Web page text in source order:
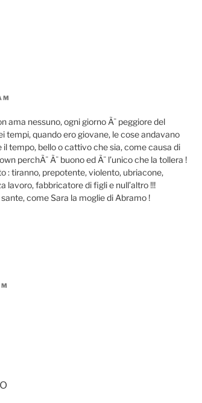
ama nessuno, ogni giorno Ã¨ peggiore del
tempi, quando ero giovane, le cose andavano
tempo, bello o cattivo che sia, come causa di
perchÃ¨ Ã¨ buono ed Ã¨ l’unico che la tollera !
: tiranno, prepotente, violento, ubriacone,
lavoro, fabbricatore di figli e null’altro !!!
come Sara la moglie di Abramo !